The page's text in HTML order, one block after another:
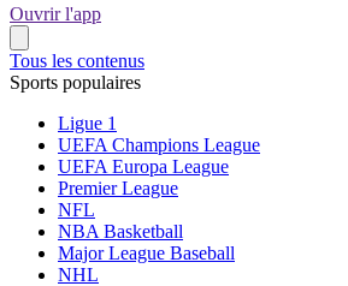
Ouvrir l'app
Tous les contenus
Sports populaires
Ligue 1
UEFA Champions League
UEFA Europa League
Premier League
NFL
NBA Basketball
Major League Baseball
NHL